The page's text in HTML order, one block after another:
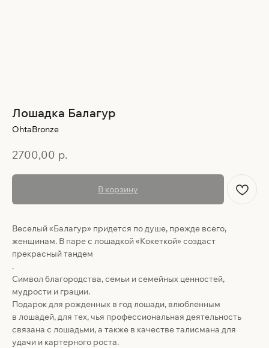
Лошадка Балагур
OhtaBronze
2700,00 р.
В корзину
Веселый «Балагур» придется по душе, прежде всего,
женщинам. В паре с лошадкой «Кокеткой» создаст
прекрасный тандем
.
Символ благородства, семьи и семейных ценностей,
мудрости и грации.
Подарок для рожденных в год лошади, влюбленным
в лошадей, для тех, чья профессиональная деятельность
связана с лошадьми, а также в качестве талисмана для
удачи и картерного роста.